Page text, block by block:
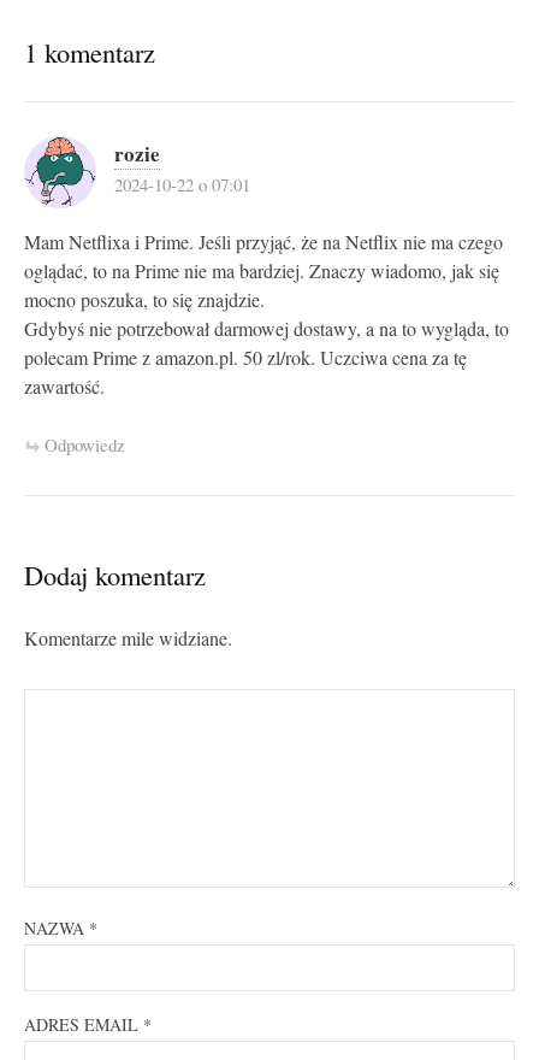
1 komentarz
rozie
2024-10-22 o 07:01
Mam Netflixa i Prime. Jeśli przyjąć, że na Netflix nie ma czego
oglądać, to na Prime nie ma bardziej. Znaczy wiadomo, jak się
mocno poszuka, to się znajdzie.
Gdybyś nie potrzebował darmowej dostawy, a na to wygląda, to
polecam Prime z amazon.pl. 50 zl/rok. Uczciwa cena za tę
zawartość.
Odpowiedz
Dodaj komentarz
Komentarze mile widziane.
NAZWA *
ADRES EMAIL *